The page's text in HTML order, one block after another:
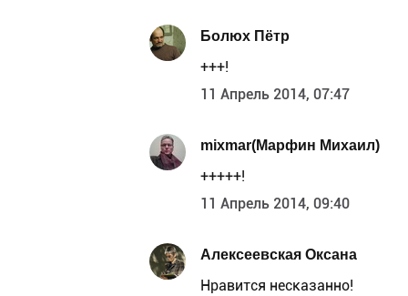
Болюх Пётр
+++!
11 Апрель 2014, 07:47
mixmar(Марфин Михаил)
+++++!
11 Апрель 2014, 09:40
Алексеевская Оксана
Нравится несказанно!